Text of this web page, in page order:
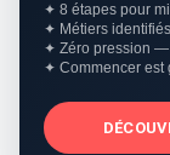
✦ 8 étapes pour
✦ Métiers
✦ Zéro pression —
✦ Commencer est